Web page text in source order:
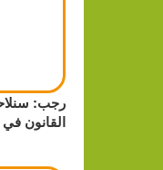
رجب:
القانون